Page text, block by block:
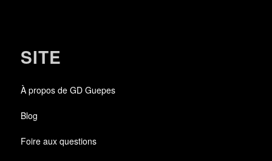
SITE
À propos de GD Guepes
Blog
Foire aux questions